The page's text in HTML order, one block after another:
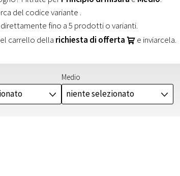
del codice variante .
fino a 5 prodotti o varianti.
carrello della richiesta di offerta U e inviarcela.
J
Medio
niente selezionato J